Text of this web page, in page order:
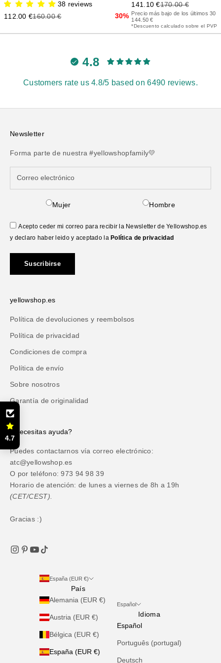
38 reviews
Precio de oferta
112.00 €Precio anterior
160.00 € 30%
Precio de oferta
141.10 €Precio anterior
170.00 €
Precio más bajo de los últimos 30
144.50 €
*Descuento calculado sobre el PVP
4.8
Customers rate us 4.8/5 based on 6490 reviews.
Newsletter
Forma parte de nuestra #yellowshopfamily💛
Mujer Hombre
Acepto ceder mi correo para recibir la Newsletter de Yellowshop.es
y declaro haber leido y aceptado laPolítica de privacidad
Suscribirse
yellowshop.es
Política de devoluciones y reembolsos
Política de privacidad
Condiciones de compra
Política de envío
Sobre nosotros
Garantía de originalidad
¿Necesitas ayuda?
Puedes contactarnos vía correo electrónico:
atc@yellowshop.es
O por teléfono: 973 94 98 39
Horario de atención: de lunes a viernes de 8h a 19h
(CET/CEST).
Gracias :)
España (EUR €)
País
Alemania (EUR €)
Austria (EUR €)
Bélgica (EUR €)
España (EUR €)
Español
Idioma
Español
Português (portugal)
Deutsch
4.7